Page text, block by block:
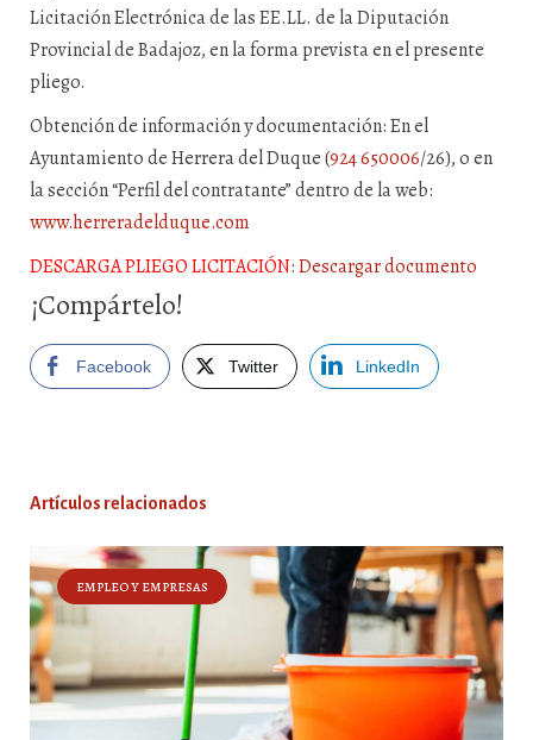
Licitación Electrónica de las EE.LL. de la Diputación
Provincial de Badajoz, en la forma prevista en elpresente
pliego.
Obtención de información y documentación: En el
Ayuntamiento de Herrera del Duque (924 650006/26), o en
la sección “Perfil del contratante” dentro de la web:
www.herreradelduque.com
DESCARGA PLIEGO LICITACIÓN:Descargar documento
¡Compártelo!
Facebook Twitter LinkedIn
Artículos relacionados
EMPLEO Y EMPRESAS